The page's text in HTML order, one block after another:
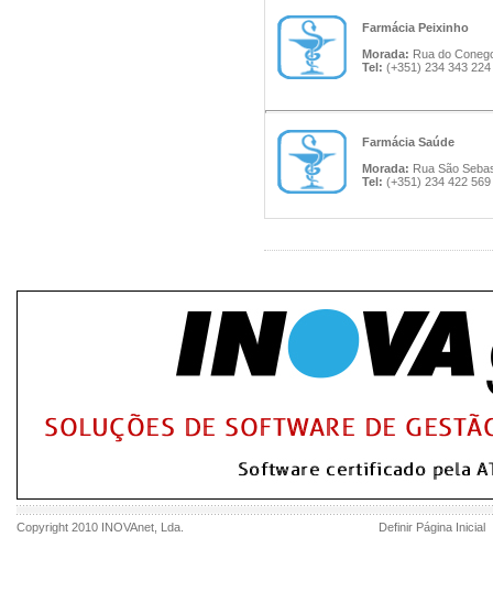
Farmácia Peixinho
Morada: Rua do
Tel: (+351) 234 343
Farmácia Saúde
Morada: Rua São
Tel: (+351) 234 422
Copyright 2010 INOVAnet , Lda. Definir Página Inicial